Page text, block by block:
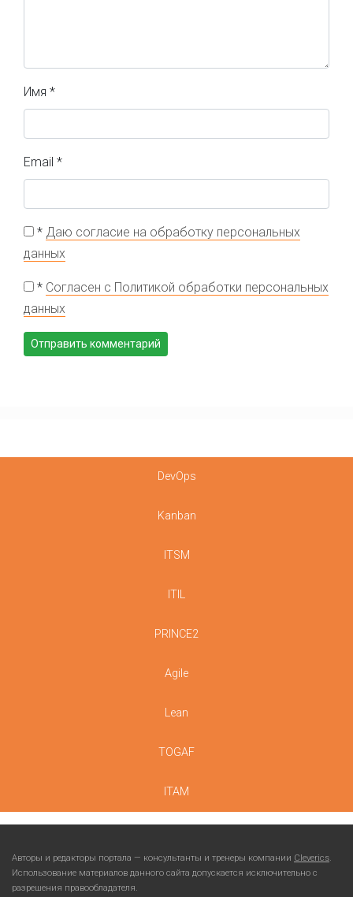
Имя *
Email *
* Даю согласие на обработку персональных
данных
* Согласен с Политикой обработки персональных
данных
DevOps
Kanban
ITSM
ITIL
PRINCE2
Agile
Lean
TOGAF
ITAM
Авторы и редакторы портала — консультанты и тренеры компании Cleverics.
Использование материалов данного сайта допускается исключительно с
разрешения правообладателя.